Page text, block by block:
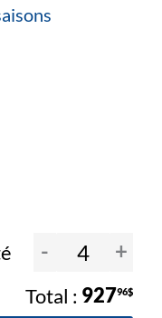
- +
92796$